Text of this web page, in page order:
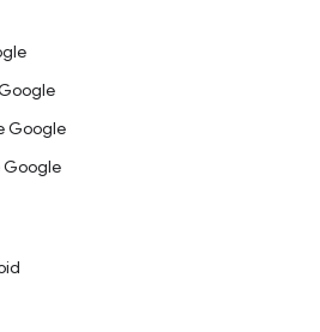
Google
Google